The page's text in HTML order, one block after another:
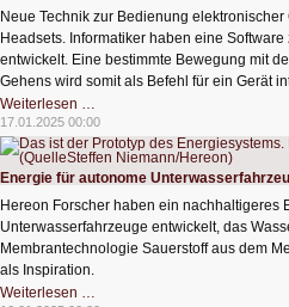
Neue Technik zur Bedienung
Headsets. Informatiker haben eine
entwickelt. Eine bestimmte Bewegung mit
Gehens wird somit als Befehl für ein Gerät
Weiterlesen …
bestellen
Kaffee
mit
ihren
Füßen
17.01.2025 00:00
Energie für autonome
Hereon Forscher haben ein nachhaltigeres
Unterwasserfahrzeuge entwickelt, das
Membrantechnologie Sauerstoff aus dem
als Inspiration.
Weiterlesen …